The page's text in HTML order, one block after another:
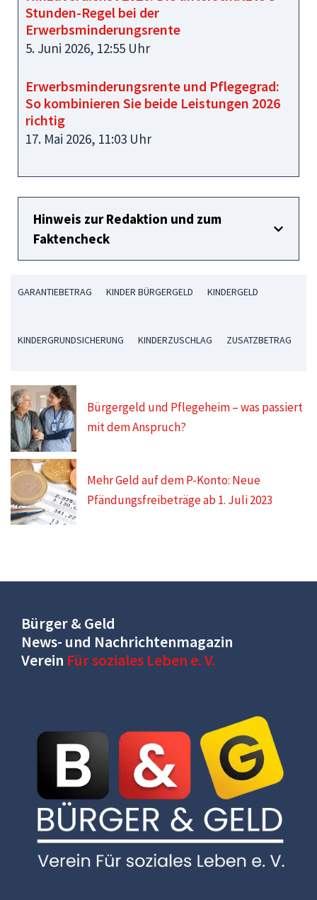
Stunden-Regel bei der
Erwerbsminderungsrente
5. Juni 2026, 12:55 Uhr
Erwerbsminderungsrente und Pflegegrad:
So kombinieren Sie beide Leistungen 2026
richtig
17. Mai 2026, 11:03 Uhr
Hinweis zur Redaktion und zum
Faktencheck
GARANTIEBETRAG KINDER BÜRGERGELD KINDERGELD
KINDERGRUNDSICHERUNG KINDERZUSCHLAG ZUSATZBETRAG
Bürgergeld und Pflegeheim – was passiert
mit dem Anspruch?
Mehr Geld auf dem P-Konto: Neue
Pfändungsfreibeträge ab 1. Juli 2023
Bürger & Geld
News- und Nachrichtenmagazin
Verein Für soziales Leben e. V.